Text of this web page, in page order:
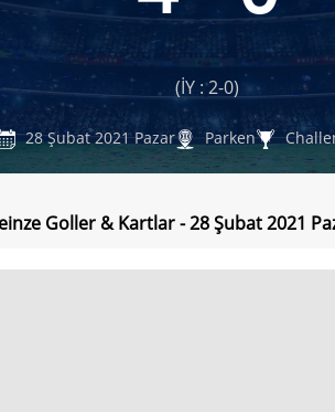
(İY : 2-0)
28 Şubat 2021 Pazar Parken
Goller & Kartlar - 28 Şubat 2021